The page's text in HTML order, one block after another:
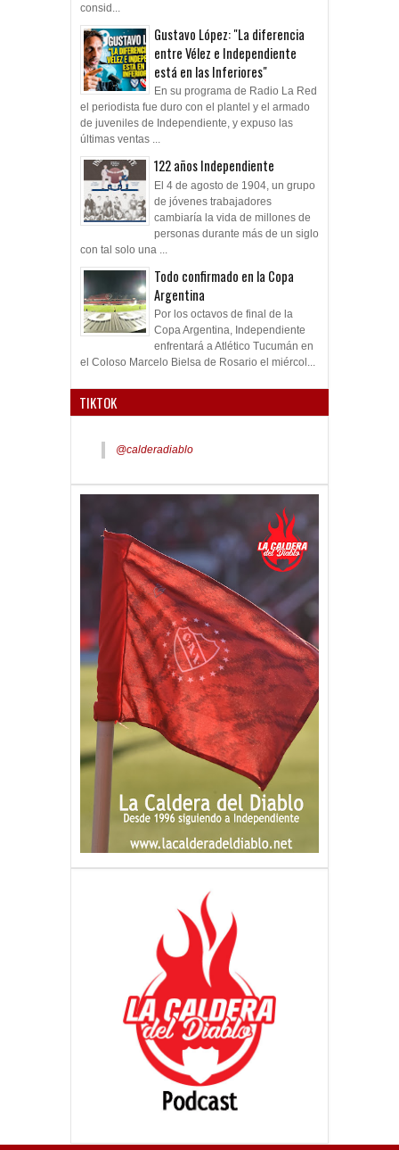
consid...
Gustavo López: "La diferencia
entre Vélez e Independiente
está en las Inferiores"
En su programa de Radio La Red
el periodista fue duro con el plantel y el armado
de juveniles de Independiente, y expuso las
últimas ventas ...
122 años Independiente
El 4 de agosto de 1904, un grupo
de jóvenes trabajadores
cambiaría la vida de millones de
personas durante más de un siglo
con tal solo una ...
Todo confirmado en la Copa
Argentina
Por los octavos de final de la
Copa Argentina, Independiente
enfrentará a Atlético Tucumán en
el Coloso Marcelo Bielsa de Rosario el miércol...
TIKTOK
@calderadiablo